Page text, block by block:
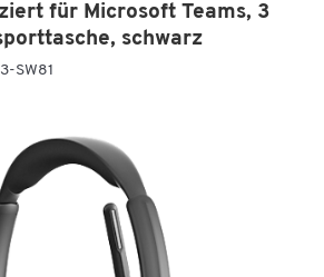
für Microsoft Teams, 3
schwarz
SW81